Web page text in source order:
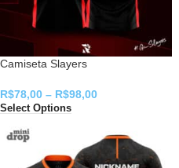
Camiseta Slayers
R$78,00 – R$98,00
Select Options